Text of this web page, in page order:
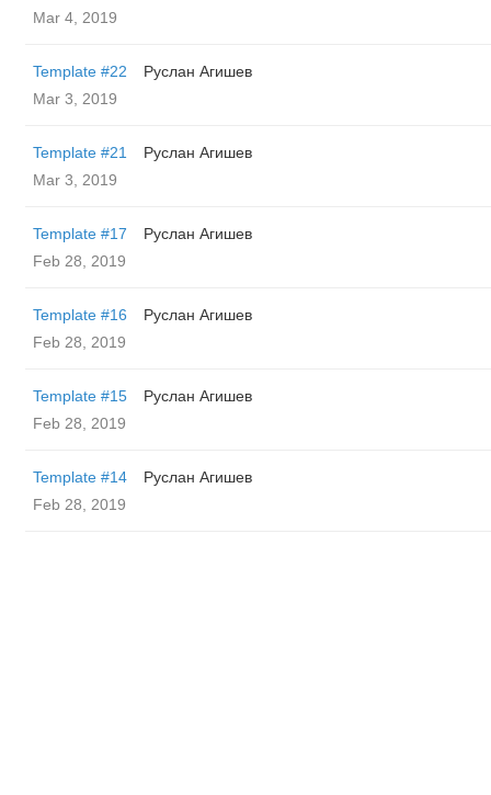
Mar 4, 2019
Template #22
Руслан Агишев
Mar 3, 2019
Template #21
Руслан Агишев
Mar 3, 2019
Template #17
Руслан Агишев
Feb 28, 2019
Template #16
Руслан Агишев
Feb 28, 2019
Template #15
Руслан Агишев
Feb 28, 2019
Template #14
Руслан Агишев
Feb 28, 2019